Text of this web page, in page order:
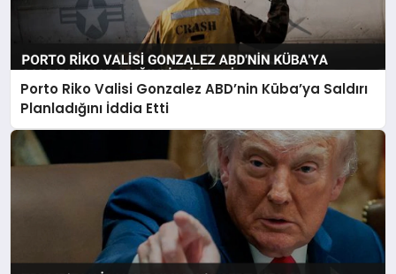
Porto Riko Valisi Gonzalez ABD’nin Küba’ya Saldırı
Planladığını İddia Etti